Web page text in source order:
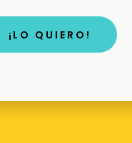
¡LO QUIERO!